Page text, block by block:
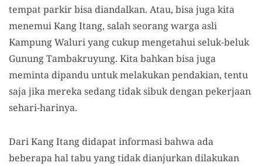
tempat parkirbisa diandalkan. Atau, bisa jugakita
menemui Kang Itang, salah seorang warga asli
Kampung Waluri yang cukup mengetahui seluk-beluk
Gunung Tambakruyung. Kitabahkanbisa juga
meminta dipandu untuk melakukan pendakian, tentu
saja jika mereka sedang tidak sibuk dengan pekerjaan
sehari-harinya.
Dari Kang Itang didapat informasi bahwa ada
beberapa hal tabu yang tidak dianjurkan dilakukan